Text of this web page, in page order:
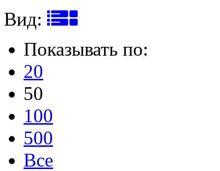
Вид:
Показывать по:
20
50
100
500
Все